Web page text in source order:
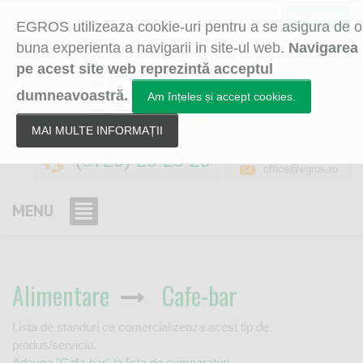
EGROS utilizeaza cookie-uri pentru a se asigura de o
buna experienta a navigarii in site-ul web. Navigarea
pe acest site web reprezintă acceptul
dumneavoastră.
Am înțeles și accept cookies.
MAI MULTE INFORMAȚII
0 itemi
office@egros.ro
(0729) 29 29 29
MENU
Alimentare Cafe-bar
Lista de standuri ce comercializeaza acest tip de
produs/serviciu.